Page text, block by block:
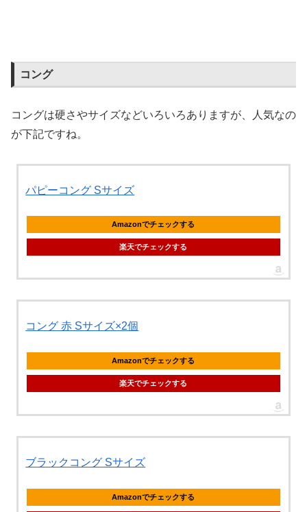
コング
コングは硬さやサイズなどいろいろありますが、人気なの
が下記ですね。
パピーコング Sサイズ
Amazonでチェックする
楽天でチェックする
コング 赤 Sサイズ×2個
Amazonでチェックする
楽天でチェックする
ブラックコング Sサイズ
Amazonでチェックする